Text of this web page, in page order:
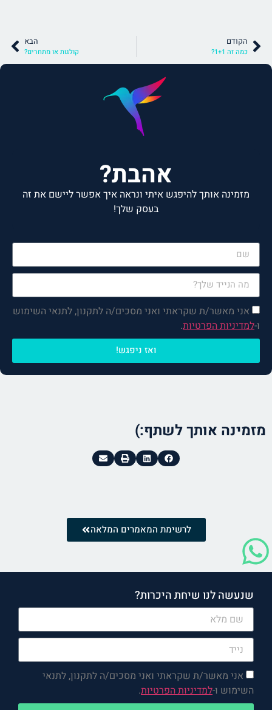
הקודם
כמה זה 1+1?
הבא
קולגות או מתחרים?
אהבת?
מזמינה אותך להיפגש איתי ונראה איך אפשר ליישם את זה
בעסק שלך!
אני מאשר/ת שקראתי ואני מסכים/ה לתקנון, לתנאי השימוש
ו-למדיניות הפרטיות.
ואז ניפגש!
מזמינה אותך לשתף:)
לרשימת המאמרים המלאה
שנעשה לנו שיחת היכרות?
אני מאשר/ת שקראתי ואני מסכים/ה לתקנון, לתנאי
השימוש ו-למדיניות הפרטיות.